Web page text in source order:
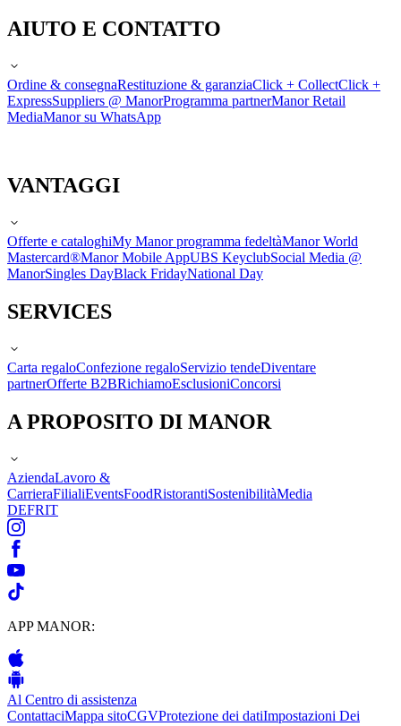
AIUTO E CONTATTO
Ordine & consegnaRestituzione & garanziaClick + CollectClick +
ExpressSuppliers @ ManorProgramma partnerManor Retail
MediaManor su WhatsApp
VANTAGGI
Offerte e cataloghiMy Manor programma fedeltàManor World
Mastercard®Manor Mobile AppUBS KeyclubSocial Media @
ManorSingles DayBlack FridayNational Day
SERVICES
Carta regaloConfezione regaloServizio tendeDiventare
partnerOfferte B2BRichiamoEsclusioniConcorsi
A PROPOSITO DI MANOR
AziendaLavoro &
CarrieraFilialiEventsFoodRistorantiSostenibilitàMedia
DEFRIT
APP MANOR:
Al Centro di assistenza
ContattaciMappa sitoCGVProtezione dei datiImpostazioni Dei